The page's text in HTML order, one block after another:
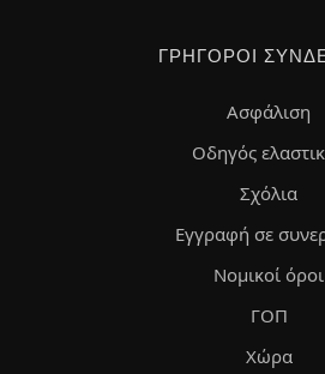
ΓΡΉΓΟΡΟΙ
Ασφάλιση
Οδηγός
Σχόλια
Εγγραφή σε
Νομικοί όροι
ΓΟΠ
Χώρα